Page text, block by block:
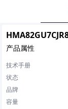
产品属性
技术手册
状态
品牌
容量